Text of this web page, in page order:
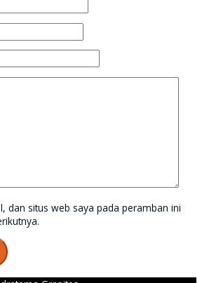
dan situs web saya pada peramban ini